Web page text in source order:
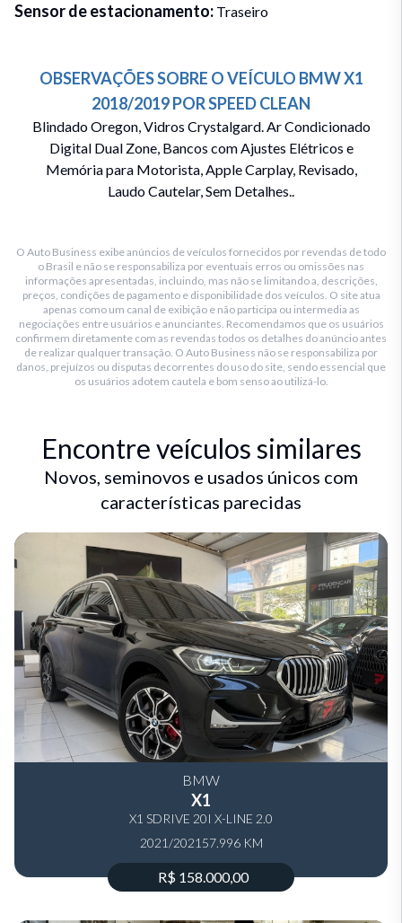
Sensor de estacionamento: Traseiro
OBSERVAÇÕES SOBRE O VEÍCULO BMWX1
2018/2019PORSPEED CLEAN
Blindado Oregon, Vidros Crystalgard. Ar Condicionado
Digital Dual Zone, Bancos com Ajustes Elétricos e
Memória para Motorista, Apple Carplay, Revisado,
Laudo Cautelar, Sem Detalhes..
O Auto Business exibe anúncios de veículos fornecidos por revendas de todo
o Brasil e não se responsabiliza por eventuais erros ou omissões nas
informações apresentadas, incluindo, mas não se limitando a, descrições,
preços, condições de pagamento e disponibilidade dos veículos. O site atua
apenas como um canal de exibição e não participa ou intermedia as
negociações entre usuários e anunciantes. Recomendamos que os usuários
confirmem diretamente com as revendas todos os detalhes do anúncio antes
de realizar qualquer transação. O Auto Business não se responsabiliza por
danos, prejuízos ou disputas decorrentes do uso do site, sendo essencial que
os usuários adotem cautela e bom senso ao utilizá-lo.
Encontre veículos similares
Novos, seminovos e usados únicos com
características parecidas
BMW
X1
X1 SDRIVE 20I X-LINE 2.0
2021/2021 57.996 KM
R$ 158.000,00